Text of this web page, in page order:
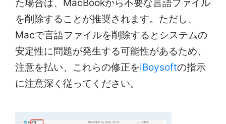
た場合は、MacBookから不要な言語ファイル
を削除することが推奨されます。ただし、
Macで言語ファイルを削除するとシステムの
安定性に問題が発生する可能性があるため、
注意を払い、これらの修正をiBoysoftの指示
に注意深く従ってください。